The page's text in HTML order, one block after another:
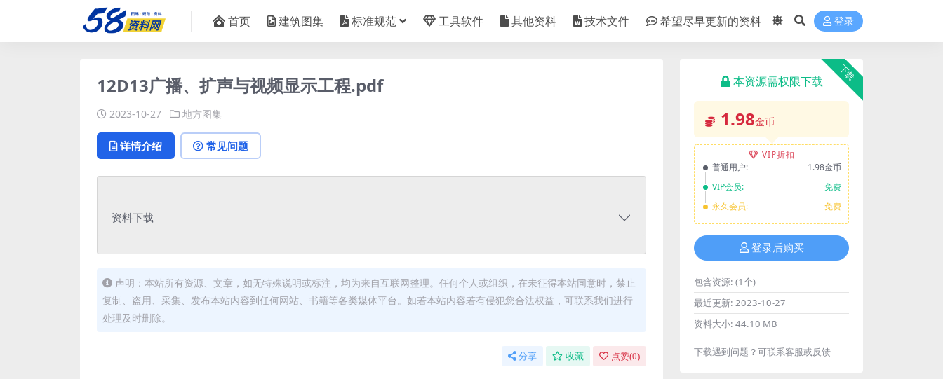
首页 建筑图集 标准规范 工具软件 其他资料 技术文件 希望尽早更新的资料 登录
12D13广播、扩声与视频显示工程.pdf
2023-10-27 地方图集
详情介绍 常见问题
资料下载
声明：本站所有资源、文章，如无特殊说明或标注，均为来自互联网整理。任何个人或组织，在未征得本站同意时，禁止
复制、盗用、采集、发布本站内容到任何网站、书籍等各类媒体平台。如若本站内容若有侵犯您合法权益，可联系我们进行
处理及时删除。
分享 收藏 点赞(0)
下载
本资源需权限下载
1.98金币
VIP折扣
普通用户:
1.98金币
VIP会员:
免费
永久会员:
免费
登录后购买
包含资源: (1个)
最近更新: 2023-10-27
资料大小: 44.10 MB
下载遇到问题？可联系客服或反馈